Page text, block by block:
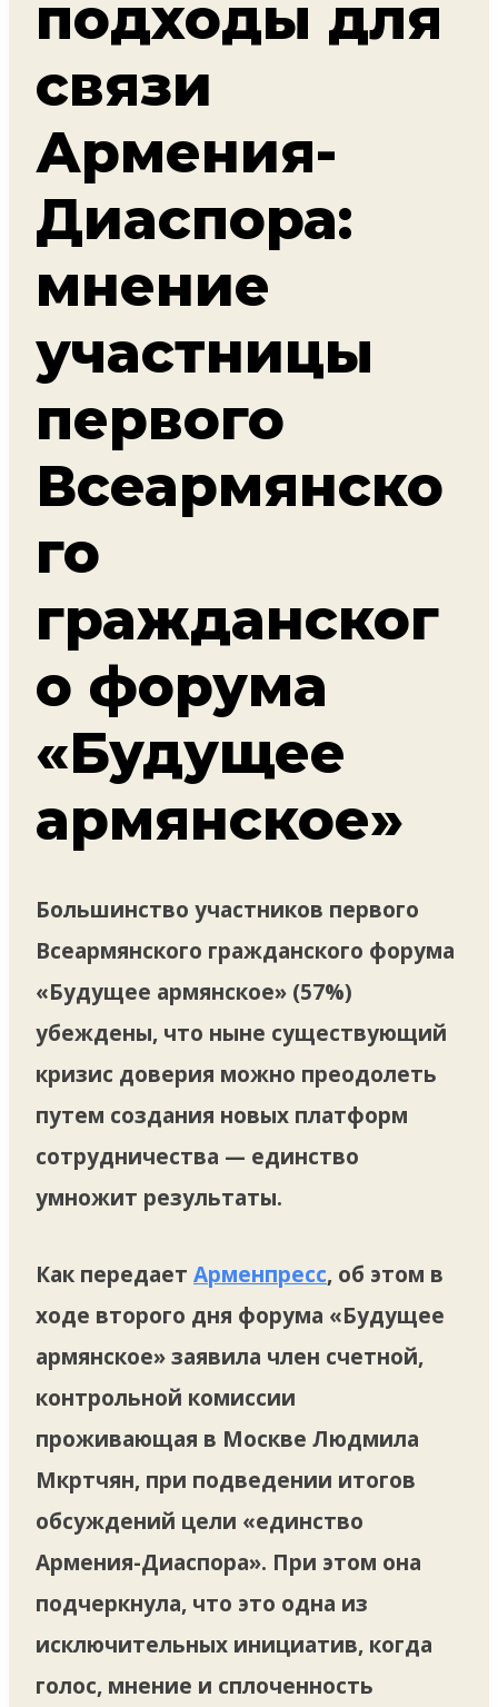
подходы для
связи
Армения-
Диаспора:
мнение
участницы
первого
Всеармянско
го
гражданског
о форума
«Будущее
армянское»
Большинство участников первого
Всеармянского гражданского форума
«Будущее армянское» (57%)
убеждены, что ныне существующий
кризис доверия можно преодолеть
путем создания новых платформ
сотрудничества — единство
умножит результаты.
Как передает Арменпресс, об этом в
ходе второго дня форума «Будущее
армянское» заявила член счетной,
контрольной комиссии
проживающая в Москве Людмила
Мкртчян, при подведении итогов
обсуждений цели «единство
Армения-Диаспора». При этом она
подчеркнула, что это одна из
исключительных инициатив, когда
голос, мнение и сплоченность